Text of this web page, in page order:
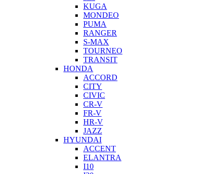
KUGA
MONDEO
PUMA
RANGER
S-MAX
TOURNEO
TRANSIT
HONDA
ACCORD
CITY
CIVIC
CR-V
FR-V
HR-V
JAZZ
HYUNDAI
ACCENT
ELANTRA
I10